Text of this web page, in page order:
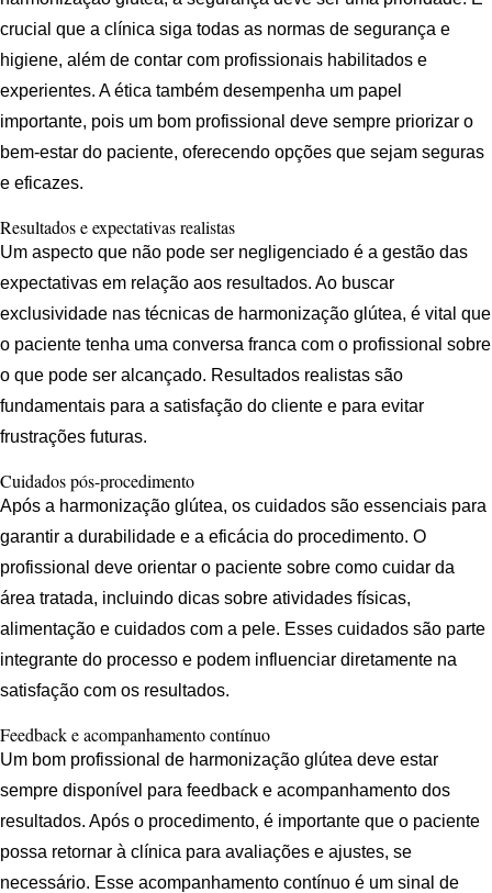
crucial que a clínica siga todas as normas de segurança e
higiene, além de contar com profissionais habilitados e
experientes. A ética também desempenha um papel
importante, pois um bom profissional deve sempre priorizar o
bem-estar do paciente, oferecendo opções que sejam seguras
e eficazes.
Resultados e expectativas realistas
Um aspecto que não pode ser negligenciado é a gestão das
expectativas em relação aos resultados. Ao buscar
exclusividade nas técnicas de harmonização glútea, é vital que
o paciente tenha uma conversa franca com o profissional sobre
o que pode ser alcançado. Resultados realistas são
fundamentais para a satisfação do cliente e para evitar
frustrações futuras.
Cuidados pós-procedimento
Após a harmonização glútea, os cuidados são essenciais para
garantir a durabilidade e a eficácia do procedimento. O
profissional deve orientar o paciente sobre como cuidar da
área tratada, incluindo dicas sobre atividades físicas,
alimentação e cuidados com a pele. Esses cuidados são parte
integrante do processo e podem influenciar diretamente na
satisfação com os resultados.
Feedback e acompanhamento contínuo
Um bom profissional de harmonização glútea deve estar
sempre disponível para feedback e acompanhamento dos
resultados. Após o procedimento, é importante que o paciente
possa retornar à clínica para avaliações e ajustes, se
necessário. Esse acompanhamento contínuo é um sinal de